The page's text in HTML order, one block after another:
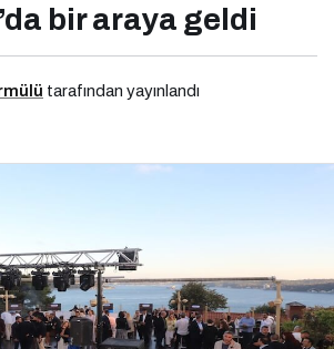
bir araya geldi
tarafından yayınlandı